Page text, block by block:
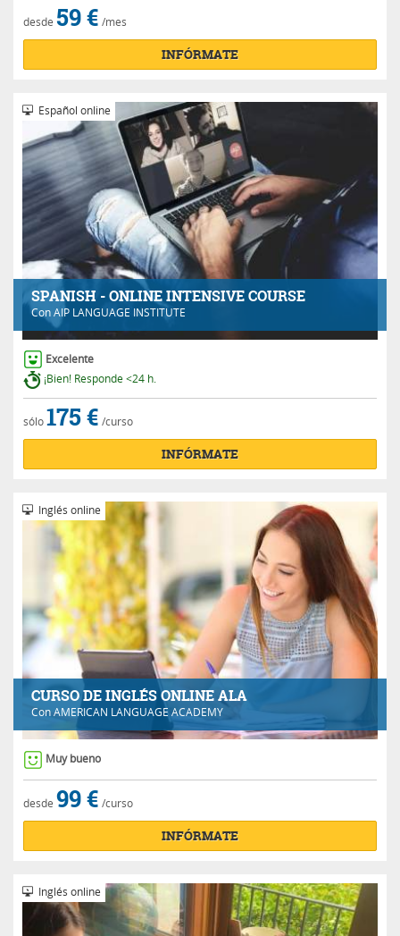
desde 59 € /mes
INFÓRMATE
SPANISH - ONLINE INTENSIVE COURSE
ConAIP LANGUAGE INSTITUTE
Español online
Excelente
¡Bien! Responde <24 h.
sólo175 € /curso
INFÓRMATE
CURSO DE INGLÉS ONLINE ALA
ConAMERICAN LANGUAGE ACADEMY
Inglés online
Muy bueno
desde 99 € /curso
INFÓRMATE
Inglés online